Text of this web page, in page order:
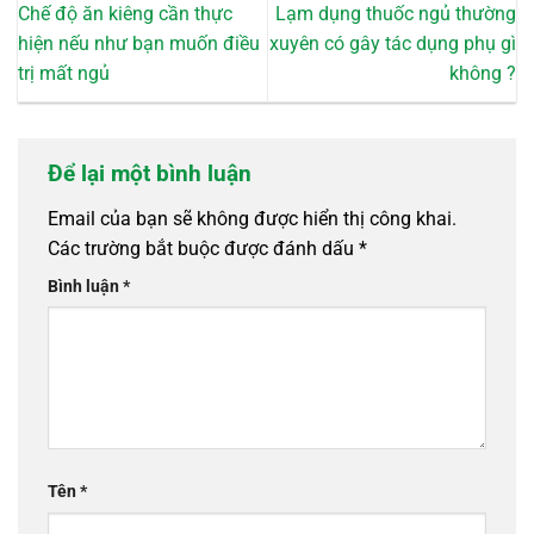
Chế độ ăn kiêng cần thực
hiện nếu như bạn muốn điều
trị mất ngủ
Lạm dụng thuốc ngủ thường
xuyên có gây tác dụng phụ gì
không ?
Để lại một bình luận
Email của bạn sẽ không được hiển thị công khai.
Các trường bắt buộc được đánh dấu *
Bình luận*
Tên*